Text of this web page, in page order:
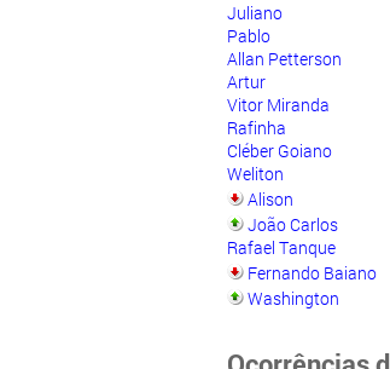
Juliano
Pablo
Allan Petterson
Artur
Vitor Miranda
Rafinha
Cléber Goiano
Weliton
Alison
João Carlos
Rafael Tanque
Fernando Baiano
Washington